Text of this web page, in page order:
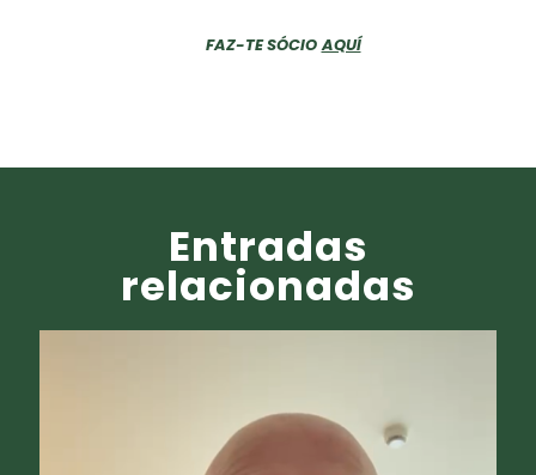
FAZ-TE SÓCIO AQUÍ
Entradas
relacionadas